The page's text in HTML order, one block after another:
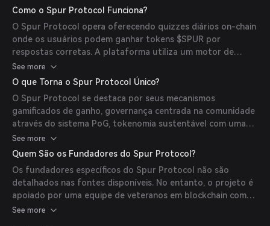
integrado. Os usuários podem ganhar recompensas
participando de quizzes diários, completando missões e
desafios, indicando novos usuários e envolvendo-se em
jogos play-to-earn. O protocolo também introduz um
modelo único de Prova de Governança (PoG), permitindo
que os detentores de tokens moldem o futuro do
protocolo por meio de votação e liderança comunitária.
Como o Spur Protocol Funciona?
O Spur Protocol opera oferecendo quizzes diários on-chain
onde os usuários podem ganhar tokens $SPUR por
respostas corretas. A plataforma utiliza um motor de
verificação descentralizado composto por um banco de
perguntas governado por DAO, uma camada de interação
sem custo construída sobre uma cadeia L2 dedicada
baseada no Polygon CDK, e um mecanismo anti-Sybil para
garantir participação genuína. Essa arquitetura reduz
custos de marketing e aumenta as taxas de conversão de
usuários reais.
See more
O que Torna o Spur Protocol Único?
O Spur Protocol se destaca por seus mecanismos
gamificados de ganho, governança centrada na comunidade
através do sistema PoG, tokenomia sustentável com uma
porção significativa alocada para recompensas
comunitárias, e um enorme potencial de crescimento com
mais de 2 milhões de usuários e um Evento de Geração de
Tokens (TGE) previsto para o terceiro trimestre de 2025.
See more
Quem São os Fundadores do Spur Protocol?
Os fundadores específicos do Spur Protocol não são
detalhados nas fontes disponíveis. No entanto, o projeto é
apoiado por uma equipe de veteranos em blockchain com
experiência em grandes redes como Bitcoin, Ethereum e
See more